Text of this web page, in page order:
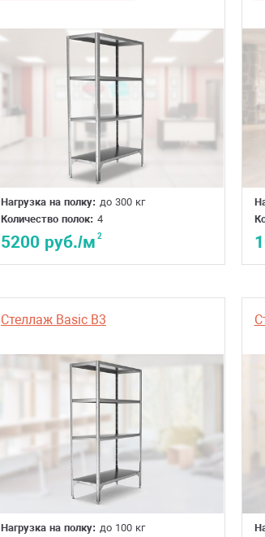
Нагрузка на полку: до 300 кг
Количество полок: 4
5200 руб./м 2
Стеллаж Basic B3
Нагрузка на полку: до 100 кг